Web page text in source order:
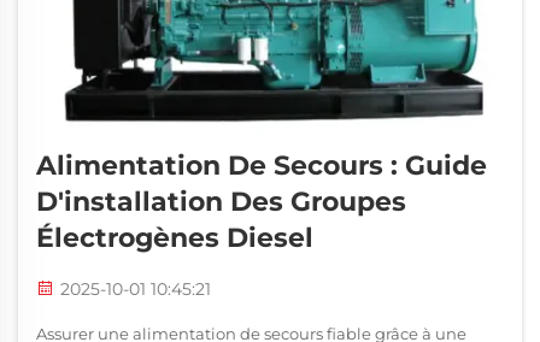
Alimentation De Secours : Guide
D'installation Des Groupes
Électrogènes Diesel
2025-10-01 10:45:21
Assurer une alimentation de secours fiable grâce à une